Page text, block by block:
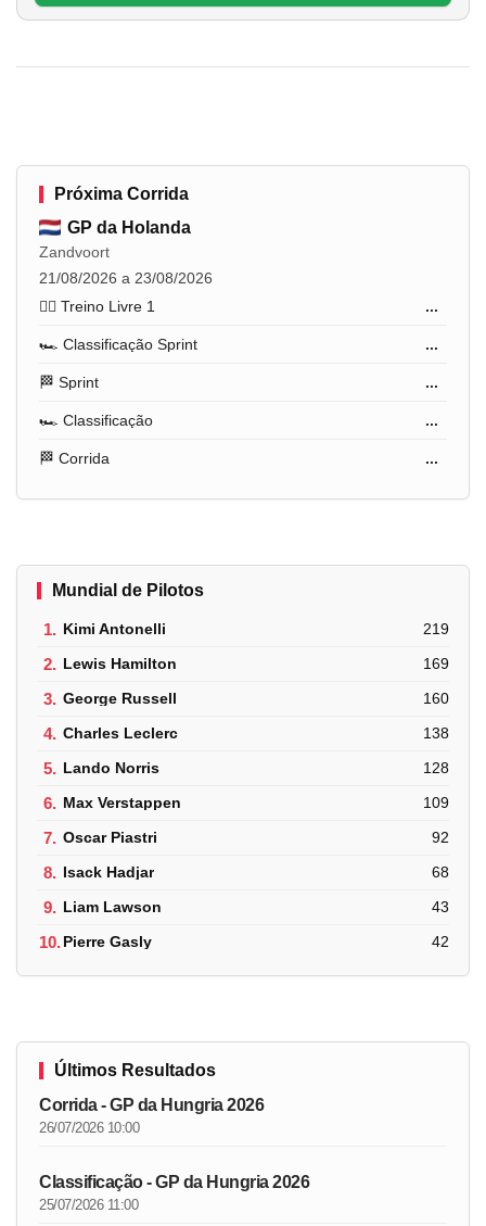
Próxima Corrida
GP da Holanda
Zandvoort
21/08/2026 a 23/08/2026
🏋️‍♂️ Treino Livre 1
...
🏎️ Classificação Sprint ...
🏁 Sprint ...
🏎️ Classificação ...
🏁 Corrida ...
Mundial de Pilotos
1. Kimi Antonelli 219
2. Lewis Hamilton 169
3. George Russell 160
4. Charles Leclerc 138
5. Lando Norris 128
6. Max Verstappen 109
7. Oscar Piastri 92
8. Isack Hadjar 68
9. Liam Lawson 43
10.Pierre Gasly 42
Últimos Resultados
Corrida - GP da Hungria 2026
26/07/2026 10:00
Classificação - GP da Hungria 2026
25/07/2026 11:00